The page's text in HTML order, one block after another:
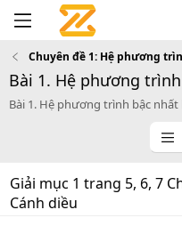
Chuyên đề 1: Hệ phương
Bài 1. Hệ phương
Bài 1. Hệ phương trình bậc nhất
Giải mục 1 trang 5, 6, 7
Cánh diều